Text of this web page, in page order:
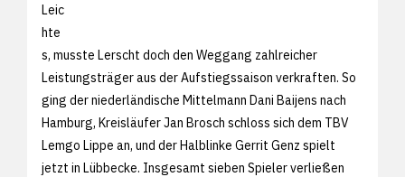
Leic
hte
s, musste Lerscht doch den Weggang zahlreicher
Leistungsträger aus der Aufstiegssaison verkraften. So
ging der niederländische Mittelmann Dani Baijens nach
Hamburg, Kreisläufer Jan Brosch schloss sich dem TBV
Lemgo Lippe an, und der Halblinke Gerrit Genz spielt
jetzt in Lübbecke. Insgesamt sieben Spieler verließen